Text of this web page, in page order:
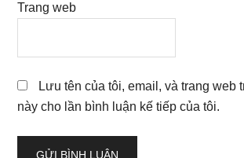
Trang web
Lưu tên của tôi, email, và trang web
này cho lần bình luận kế tiếp của tôi.